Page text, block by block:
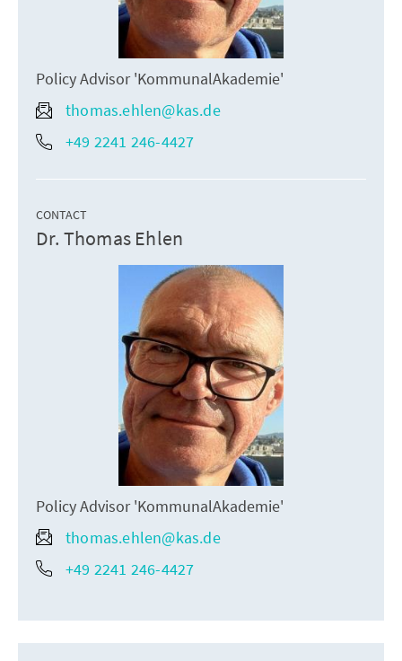
Policy Advisor 'KommunalAkademie'
thomas.ehlen@kas.de
+49 2241 246-4427
CONTACT
Dr. Thomas Ehlen
Policy Advisor 'KommunalAkademie'
thomas.ehlen@kas.de
+49 2241 246-4427